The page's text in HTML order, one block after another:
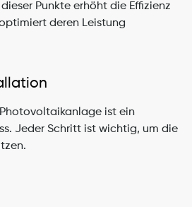
Punkte erhöht die Effizienz
deren Leistung
ist ein
Jeder Schritt ist wichtig, um die